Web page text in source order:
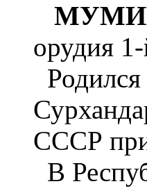
орудия
СССР
В